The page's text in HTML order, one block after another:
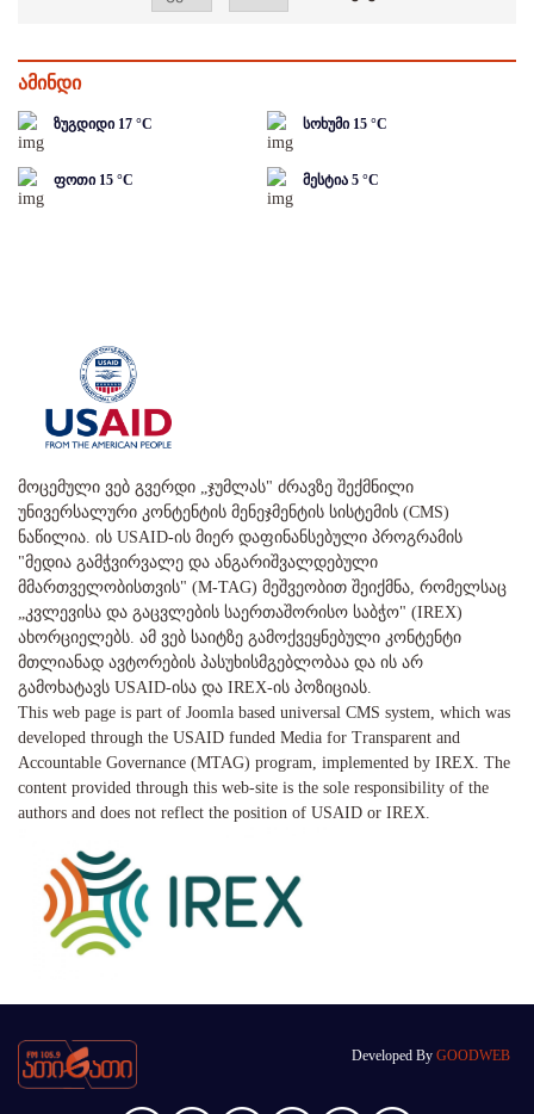
ამინდი
ზუგდიდი 17 °C სოხუმი 15 °C
ფოთი 15 °C მესტია 5 °C
მოცემული ვებ გვერდი „ჯუმლას" ძრავზე შექმნილი
უნივერსალური კონტენტის მენეჯმენტის სისტემის (CMS)
ნაწილია. ის USAID-ის მიერ დაფინანსებული პროგრამის
"მედია გამჭვირვალე და ანგარიშვალდებული
მმართველობისთვის" (M-TAG) მეშვეობით შეიქმნა, რომელსაც
„კვლევისა და გაცვლების საერთაშორისო საბჭო" (IREX)
ახორციელებს. ამ ვებ საიტზე გამოქვეყნებული კონტენტი
მთლიანად ავტორების პასუხისმგებლობაა და ის არ
გამოხატავს USAID-ისა და IREX-ის პოზიციას.
This web page is part of Joomla based universal CMS system, which was
developed through the USAID funded Media for Transparent and
Accountable Governance (MTAG) program, implemented by IREX. The
content provided through this web-site is the sole responsibility of the
authors and does not reflect the position of USAID or IREX.
Developed By GOODWEB